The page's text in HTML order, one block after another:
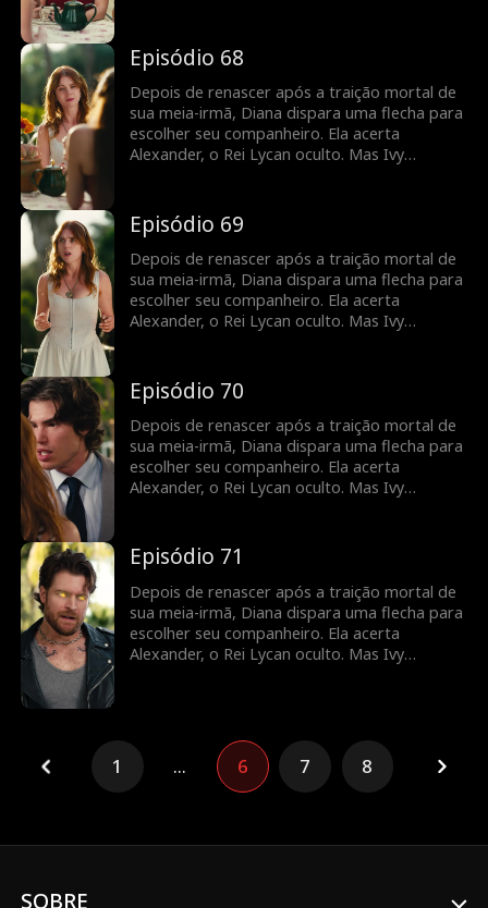
reescrever o próprio destino antes que seja
tarde demais.
Episódio 68
Depois de renascer após a traição mortal de
sua meia-irmã, Diana dispara uma flecha para
escolher seu companheiro. Ela acerta
Alexander, o Rei Lycan oculto. Mas Ivy
reescrever o próprio destino antes que seja
tarde demais.
Episódio 69
Depois de renascer após a traição mortal de
sua meia-irmã, Diana dispara uma flecha para
escolher seu companheiro. Ela acerta
Alexander, o Rei Lycan oculto. Mas Ivy
reescrever o próprio destino antes que seja
tarde demais.
Episódio 70
Depois de renascer após a traição mortal de
sua meia-irmã, Diana dispara uma flecha para
escolher seu companheiro. Ela acerta
Alexander, o Rei Lycan oculto. Mas Ivy
reescrever o próprio destino antes que seja
tarde demais.
Episódio 71
Depois de renascer após a traição mortal de
sua meia-irmã, Diana dispara uma flecha para
escolher seu companheiro. Ela acerta
Alexander, o Rei Lycan oculto. Mas Ivy
1 ... 6 7 8
SOBRE